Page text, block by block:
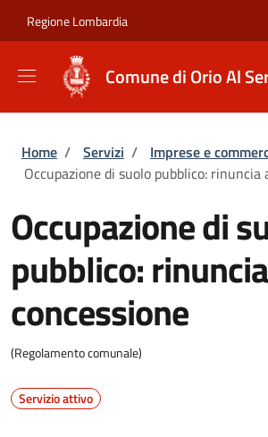
Regione Lombardia
Comune di Orio Al
Briciole di pane
Home / Servizi / Imprese e
Occupazione di suolo pubblico: rinuncia
Occupazione di
pubblico:
concessione
(Regolamento comunale)
Servizio attivo